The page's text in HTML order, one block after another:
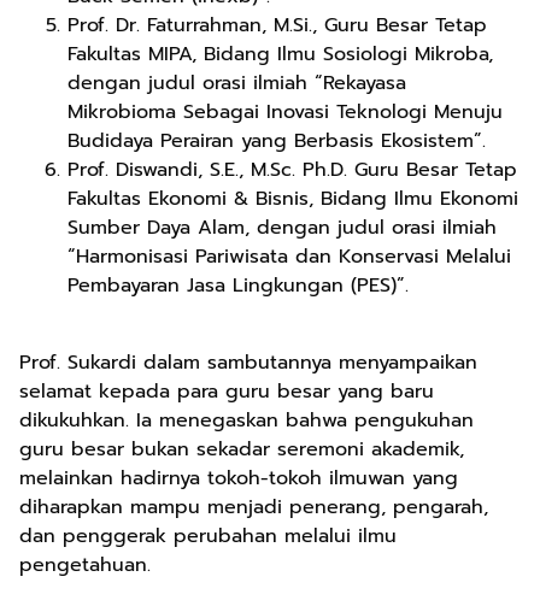
Prof. Dr. Faturrahman, M.Si., Guru Besar Tetap
Fakultas MIPA, Bidang Ilmu Sosiologi Mikroba,
dengan judul orasi ilmiah “Rekayasa
Mikrobioma Sebagai Inovasi Teknologi Menuju
Budidaya Perairan yang Berbasis Ekosistem”.
Prof. Diswandi, S.E., M.Sc. Ph.D. Guru Besar Tetap
Fakultas Ekonomi & Bisnis, Bidang Ilmu Ekonomi
Sumber Daya Alam, dengan judul orasi ilmiah
“Harmonisasi Pariwisata dan Konservasi Melalui
Pembayaran Jasa Lingkungan (PES)”.
Prof. Sukardi dalam sambutannya menyampaikan
selamat kepada para guru besar yang baru
dikukuhkan. Ia menegaskan bahwa pengukuhan
guru besar bukan sekadar seremoni akademik,
melainkan hadirnya tokoh-tokoh ilmuwan yang
diharapkan mampu menjadi penerang, pengarah,
dan penggerak perubahan melalui ilmu
pengetahuan.